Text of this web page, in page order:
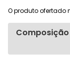
O produto ofertado
Composição